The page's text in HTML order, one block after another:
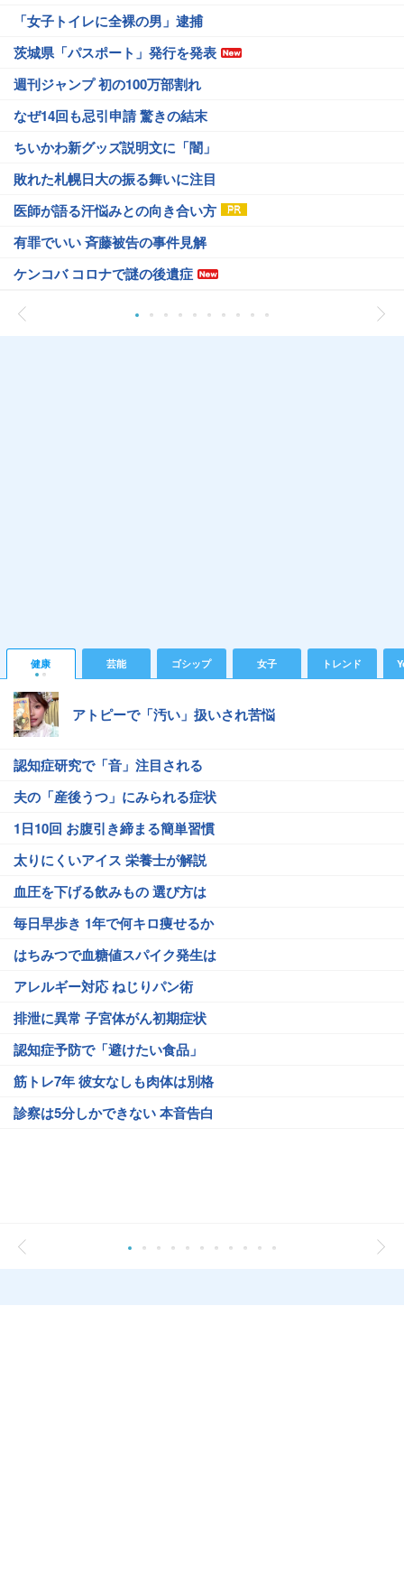
「女子トイレに全裸の男」逮捕
茨城県「パスポート」発行を発表
週刊ジャンプ 初の100万部割れ
なぜ14回も忌引申請 驚きの結末
ちいかわ新グッズ説明文に「闇」
敗れた札幌日大の振る舞いに注目
医師が語る汗悩みとの向き合い方
有罪でいい 斉藤被告の事件見解
ケンコバ コロナで謎の後遺症
健康 芸能 ゴシップ 女子 トレンド
アトピーで「汚い」扱いされ苦悩
認知症研究で「音」注目される
夫の「産後うつ」にみられる症状
1日10回 お腹引き締まる簡単習慣
太りにくいアイス 栄養士が解説
血圧を下げる飲みもの 選び方は
毎日早歩き 1年で何キロ痩せるか
はちみつで血糖値スパイク発生は
アレルギー対応 ねじりパン術
排泄に異常 子宮体がん初期症状
認知症予防で「避けたい食品」
筋トレ7年 彼女なしも肉体は別格
診察は5分しかできない 本音告白